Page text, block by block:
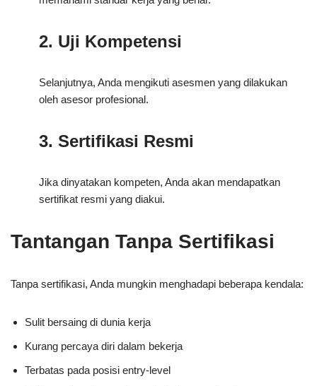
2. Uji Kompetensi
Selanjutnya, Anda mengikuti asesmen yang dilakukan
oleh asesor profesional.
3. Sertifikasi Resmi
Jika dinyatakan kompeten, Anda akan mendapatkan
sertifikat resmi yang diakui.
Tantangan Tanpa Sertifikasi
Tanpa sertifikasi, Anda mungkin menghadapi beberapa kendala:
Sulit bersaing di dunia kerja
Kurang percaya diri dalam bekerja
Terbatas pada posisi entry-level